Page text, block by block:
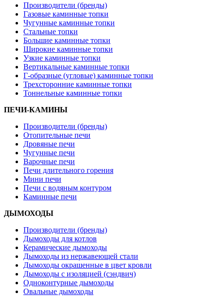
Производители (бренды)
Газовые каминные топки
Чугунные каминные топки
Стальные топки
Большие каминные топки
Широкие каминные топки
Узкие каминные топки
Вертикальные каминные топки
Г-образные (угловые) каминные топки
Трехсторонние каминные топки
Тоннельные каминные топки
ПЕЧИ-КАМИНЫ
Производители (бренды)
Отопительные печи
Дровяные печи
Чугунные печи
Варочные печи
Печи длительного горения
Мини печи
Печи с водяным контуром
Каминные печи
ДЫМОХОДЫ
Производители (бренды)
Дымоходы для котлов
Керамические дымоходы
Дымоходы из нержавеющей стали
Дымоходы окрашенные в цвет кровли
Дымоходы с изоляцией (сэндвич)
Одноконтурные дымоходы
Овальные дымоходы